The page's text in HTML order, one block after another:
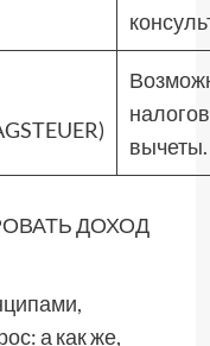
вычеты.
ДОХОД
а как же,